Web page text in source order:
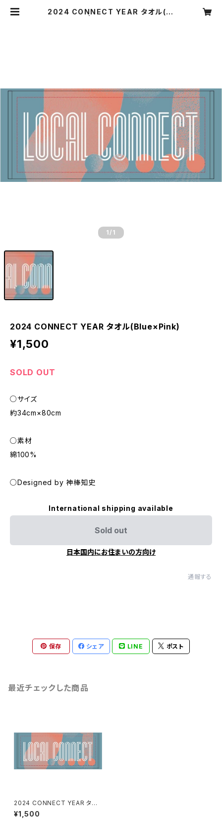
2024 CONNECT YEAR タオル(Bl
1 /1
2024 CONNECT YEAR タオル(Blue×Pink)
¥1,500
SOLD OUT
○サイズ
約34cm×80cm
○素材
綿100%
○Designed by 神棒知史
International shipping available
Sold out
日本国内にお住まいの方向け
通報する
保存 シェア LINE ポスト
最近チェックした商品
2024 CONNECT YEAR タオ
ル(Blue×Pink)
¥1,500